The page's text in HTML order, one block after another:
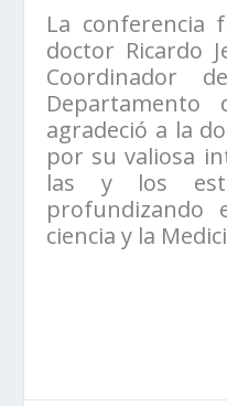
La conferencia
doctor Ricardo
Coordinador
Departamento
agradeció a la
por su valiosa
las y los
ciencia y la